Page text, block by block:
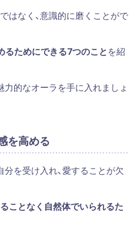
はなく、意識的に磨くことがで
るためにできる7つのことを紹
力的なオーラを手に入れましょ
を高める
を受け入れ、愛することが欠
ことなく自然体でいられるた